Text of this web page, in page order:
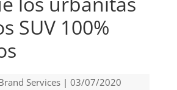
SUV 100%
Services| 03/07/2020